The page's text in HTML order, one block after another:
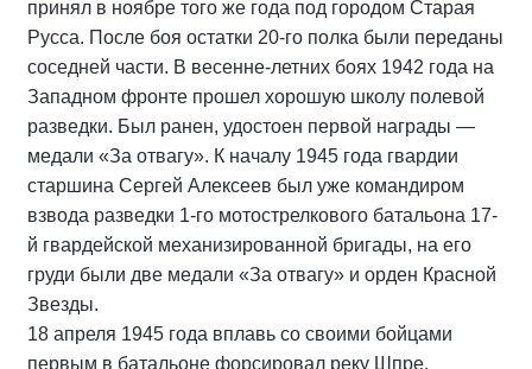
принял в ноябре того же года под городом Старая
Русса. После боя остатки 20-го полка были переданы
соседней части. В весенне-летних боях 1942 года на
Западном фронте прошел хорошую школу полевой
разведки. Был ранен, удостоен первой награды —
медали «За отвагу». К началу 1945 года гвардии
старшина Сергей Алексеев был уже командиром
взвода разведки 1-го мотострелкового батальона 17-
й гвардейской механизированной бригады, на его
груди были две медали «За отвагу» и орден Красной
Звезды.
18 апреля 1945 года вплавь со своими бойцами
первым в батальоне форсировал реку Шпре,